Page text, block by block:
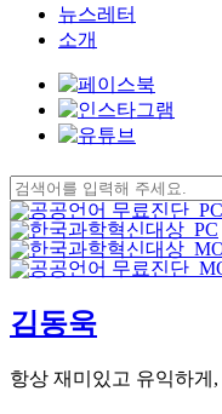
뉴스레터
소개
검
색:
김동욱
항상 재미있고 유익하게